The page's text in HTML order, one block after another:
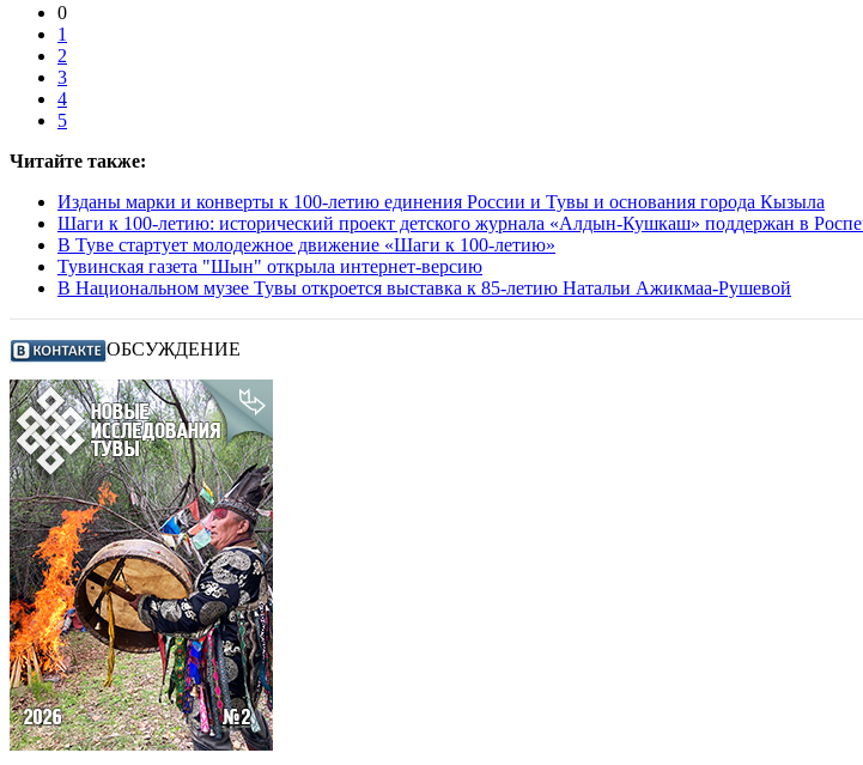
0
1
2
3
4
5
Читайте также:
Изданы марки и конверты к 100-летию единения России и Тувы и основания города Кызыла
Шаги к 100-летию: исторический проект детского журнала «Алдын-Кушкаш» поддержан в
В Туве стартует молодежное движение «Шаги к 100-летию»
Тувинская газета "Шын" открыла интернет-версию
В Национальном музее Тувы откроется выставка к 85-летию Натальи Ажикмаа-Рушевой
ОБСУЖДЕНИЕ